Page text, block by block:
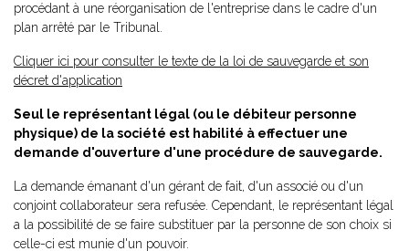
procédant à une réorganisation de l'entreprise dans le cadre d'un
plan arrêté par le Tribunal.
Cliquer ici pour consulter le texte de la loi de sauvegarde et son
décret d'application
Seul le représentant légal (ou le débiteur personne
physique) de la société est habilité à effectuer une
demande d'ouverture d'une procédure de sauvegarde.
La demande émanant d'un gérant de fait, d'un associé ou d'un
conjoint collaborateur sera refusée. Cependant, le représentant légal
a la possibilité de se faire substituer par la personne de son choix si
celle-ci est munie d'un pouvoir.